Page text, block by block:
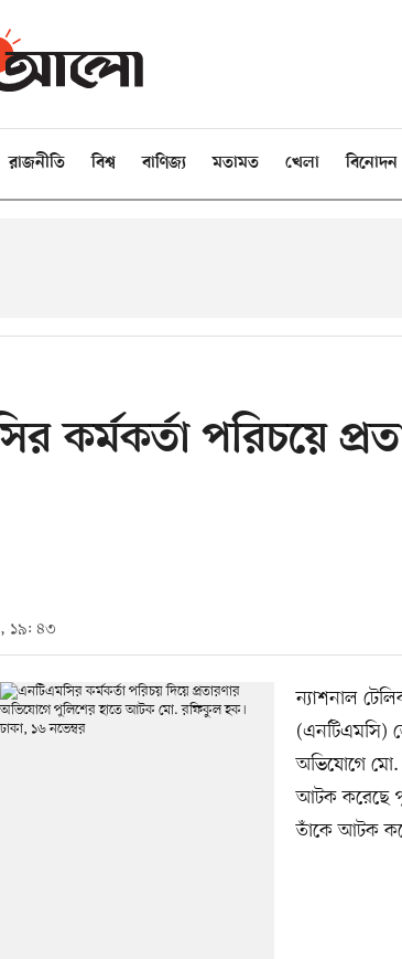
রাজনীতি বিশ্ব বাণিজ্য মতামত খেলা বিনোদন
কর্মকর্তা পরিচয়ে
১৯: ৪৩
ন্যাশনাল
(এনটিএমসি)
অভিযোগে
আটক করেছে
তাঁকে আটক